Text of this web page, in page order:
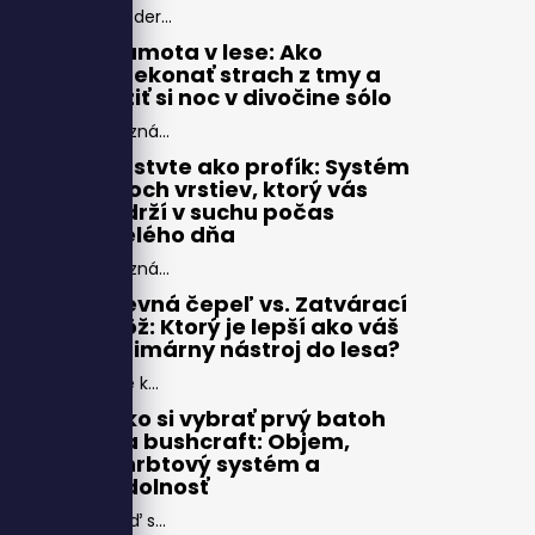
Moder...
Samota v lese: Ako
prekonať strach z tmy a
užiť si noc v divočine sólo
Pozná...
Vrstvte ako profík: Systém
troch vrstiev, ktorý vás
udrží v suchu počas
celého dňa
Pozná...
Pevná čepeľ vs. Zatvárací
nôž: Ktorý je lepší ako váš
primárny nástroj do lesa?
Pre k...
Ako si vybrať prvý batoh
na bushcraft: Objem,
chrbtový systém a
odolnosť
Keď s...